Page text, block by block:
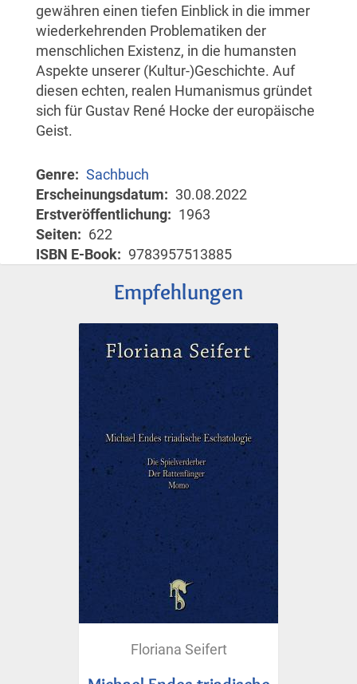
gewähren einen tiefen Einblick in die immer
wiederkehrenden Problematiken der
menschlichen Existenz, in die humansten
Aspekte unserer (Kultur-)Geschichte. Auf
diesen echten, realen Humanismus gründet
sich für Gustav René Hocke der europäische
Geist.
Genre
Sachbuch
Erscheinungsdatum
30.08.2022
Erstveröffentlichung
1963
Seiten
622
ISBN E-Book
9783957513885
Empfehlungen
Floriana Seifert